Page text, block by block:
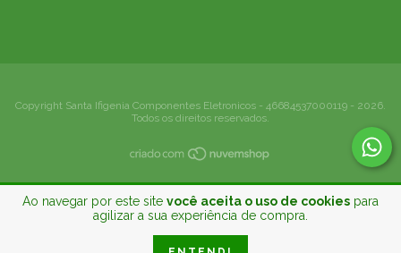
Ao navegar por este site você aceita o uso de cookies para
agilizar a sua experiência de compra.
Copyright Santa Ifigenia Componentes Eletronicos - 46684537000119 - 2026.
Todos os direitos reservados.